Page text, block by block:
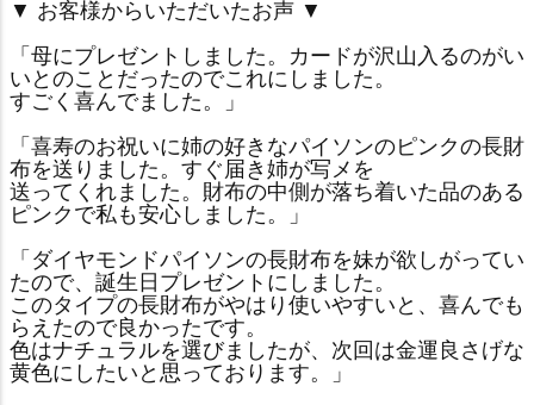
▼ お客様からいただいたお声 ▼
「母にプレゼントしました。カードが沢山入るのがい
いとのことだったのでこれにしました。
すごく喜んでました。」
「喜寿のお祝いに姉の好きなパイソンのピンクの長財
布を送りました。すぐ届き姉が写メを
送ってくれました。財布の中側が落ち着いた品のある
ピンクで私も安心しました。」
「ダイヤモンドパイソンの長財布を妹が欲しがってい
たので、誕生日プレゼントにしました。
このタイプの長財布がやはり使いやすいと、喜んでも
らえたので良かったです。
色はナチュラルを選びましたが、次回は金運良さげな
黄色にしたいと思っております。」